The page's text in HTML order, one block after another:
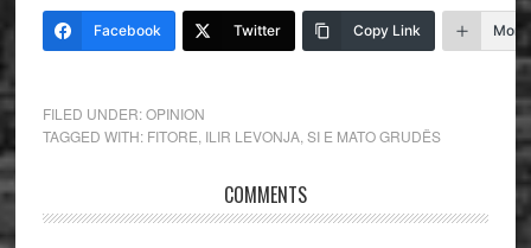
Facebook Twitter Copy Link More
FILED UNDER:OPINION
TAGGED WITH: FITORE ILIR LEVONJA, SI E MATO GRUDËS
COMMENTS